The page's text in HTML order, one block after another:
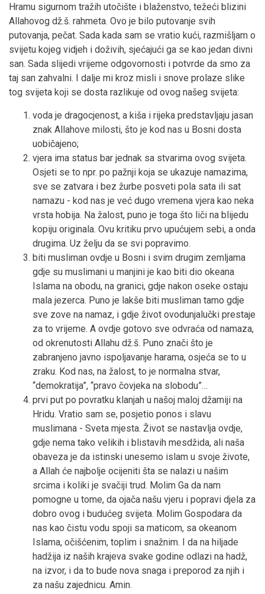
Hramu sigurnom tražih utočište i blaženstvo, težeći blizini
Allahovog dž.š. rahmeta. Ovo je bilo putovanje svih
putovanja, pečat. Sada kada sam se vratio kući, razmišljam o
svijetu kojeg vidjeh i doživih, sjećajući ga se kao jedan divni
san. Sada slijedi vrijeme odgovornosti i potvrde da smo za
taj san zahvalni. I dalje mi kroz misli i snove prolaze slike
tog svijeta koji se dosta razlikuje od ovog našeg svijeta:
voda je dragocjenost, a kiša i rijeka predstavljaju jasan
znak Allahove milosti, što je kod nas u Bosni dosta
uobičajeno;
vjera ima status bar jednak sa stvarima ovog svijeta.
Osjeti se to npr. po pažnji koja se ukazuje namazima,
sve se zatvara i bez žurbe posveti pola sata ili sat
namazu - kod nas je već dugo vremena vjera kao neka
vrsta hobija. Na žalost, puno je toga što liči na blijedu
kopiju originala. Ovu kritiku prvo upućujem sebi, a onda
drugima. Uz želju da se svi popravimo.
biti musliman ovdje u Bosni i svim drugim zemljama
gdje su muslimani u manjini je kao biti dio okeana
Islama na obodu, na granici, gdje nakon oseke ostaju
mala jezerca. Puno je lakše biti musliman tamo gdje
sve zove na namaz, i gdje život ovodunjalučki prestaje
za to vrijeme. A ovdje gotovo sve odvraća od namaza,
od okrenutosti Allahu dž.š. Puno znači što je
zabranjeno javno ispoljavanje harama, osjeća se to u
zraku. Kod nas, na žalost, to je normalna stvar,
“demokratija”, “pravo čovjeka na slobodu”…
prvi put po povratku klanjah u našoj maloj džamiji na
Hridu. Vratio sam se, posjetio ponos i slavu
muslimana - Sveta mjesta. Život se nastavlja ovdje,
gdje nema tako velikih i blistavih mesdžida, ali naša
obaveza je da istinski unesemo islam u svoje živote,
a Allah će najbolje ocijeniti šta se nalazi u našim
srcima i koliki je svačiji trud. Molim Ga da nam
pomogne u tome, da ojača našu vjeru i popravi djela za
dobro ovog i budućeg svijeta. Molim Gospodara da
nas kao čistu vodu spoji sa maticom, sa okeanom
Islama, očišćenim, toplim i snažnim. I da na hiljade
hadžija iz naših krajeva svake godine odlazi na hadž,
na izvor, i da to bude nova snaga i preporod za njih i
za našu zajednicu. Amin.